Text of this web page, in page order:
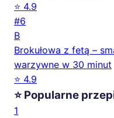
⭐ 4.9
#6
B
Brokułowa z fetą –
warzywne w 30 minut
⭐ 4.9
⭐ Popularne
1